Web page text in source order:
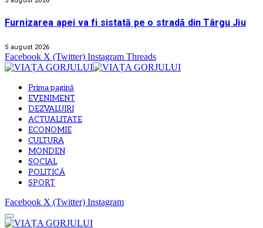
Furnizarea apei va fi sistată pe o stradă din Târgu Jiu
5 august 2026
Facebook X (Twitter) Instagram Threads
Prima pagină
EVENIMENT
DEZVALUIRI
ACTUALITATE
ECONOMIE
CULTURA
MONDEN
SOCIAL
POLITICĂ
SPORT
Facebook X (Twitter) Instagram